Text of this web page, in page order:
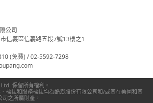
公司
信義區信義路五段7號13樓之1
(免費) / 02-5592-7298
保留所有權利。
標誌和服務標誌均為酷澎股份有限公司和/或其在美國和其
之所屬財產。